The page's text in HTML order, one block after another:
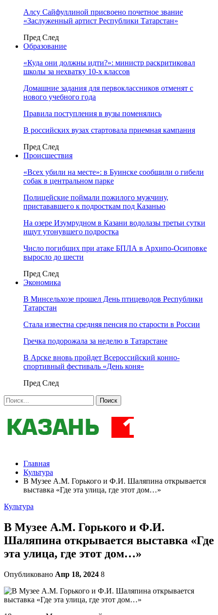
Алсу Сайфуллиной присвоено почетное звание
«Заслуженный артист Республики Татарстан»
Пред След
Образование
«Куда они должны идти?»: министр раскритиковал
школы за нехватку 10-х классов
Домашние задания для первоклассников отменят с
нового учебного года
Правила поступления в вузы поменялись
В российских вузах стартовала приемная кампания
Пред След
Происшествия
«Всех убили на месте»: в Буинске сообщили о гибели
собак в центральном парке
Полицейские поймали пожилого мужчину,
пристававшего к подросткам под Казанью
На озере Изумрудном в Казани водолазы третьи сутки
ищут утонувшего подростка
Число погибших при атаке БПЛА в Архипо-Осиповке
выросло до шести
Пред След
Экономика
В Минсельхозе прошел День птицеводов Республики
Татарстан
Стала известна средняя пенсия по старости в России
Гречка подорожала за неделю в Татарстане
В Арске вновь пройдет Всероссийский конно-
спортивный фестиваль «День коня»
Пред След
Главная
Культура
В Музее А.М. Горького и Ф.И. Шаляпина открывается
выставка «Где эта улица, где этот дом…»
Культура
В Музее А.М. Горького и Ф.И.
Шаляпина открывается выставка «Где
эта улица, где этот дом…»
Опубликовано Апр 18, 2024 8